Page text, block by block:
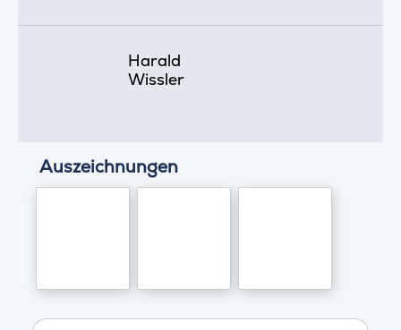
Harald
Wissler
Auszeichnungen